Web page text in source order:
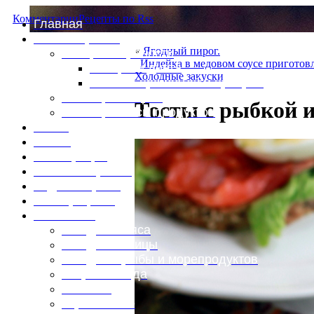
Главная
Специи и пряности
Специи и диета
Каталог пряностей и приправ
Таблица массы продуктов
Блюда из мяса
Блюда из птицы
Блюда из рыбы и морепродуктов
Вторые блюда
Горяченькое
КомментарииРецепты по Rss
« Ягодный пирог.
Индейка в медовом соусе
Холодные закуски
Тосты с рыбкой